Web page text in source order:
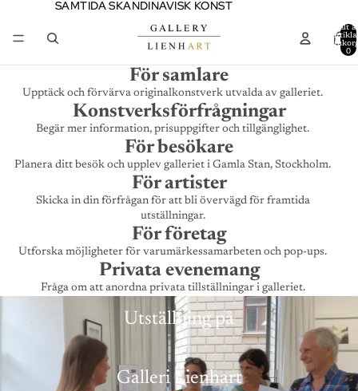
SAMTIDA SKANDINAVISK KONST
SAMTIDA SKANDINAVISK KONST
Totalt
0
För samlare
Upptäck och förvärva originalkonstverk utvalda av galleriet.
Konstverksförfrågningar
Begär mer information, prisuppgifter och tillgänglighet.
För besökare
Planera ditt besök och upplev galleriet i Gamla Stan, Stockholm.
För artister
Skicka in din förfrågan för att bli övervägd för framtida
utställningar.
För företag
Utforska möjligheter för varumärkessamarbeten och pop-ups.
Privata evenemang
Fråga om att anordna privata tillställningar i galleriet.
Utställning på
Galleri Lienhart